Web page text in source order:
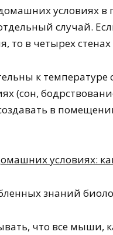
условиях в
случай.
то в четырех стенах
к
(сон,
в
знаний
что все мыши,